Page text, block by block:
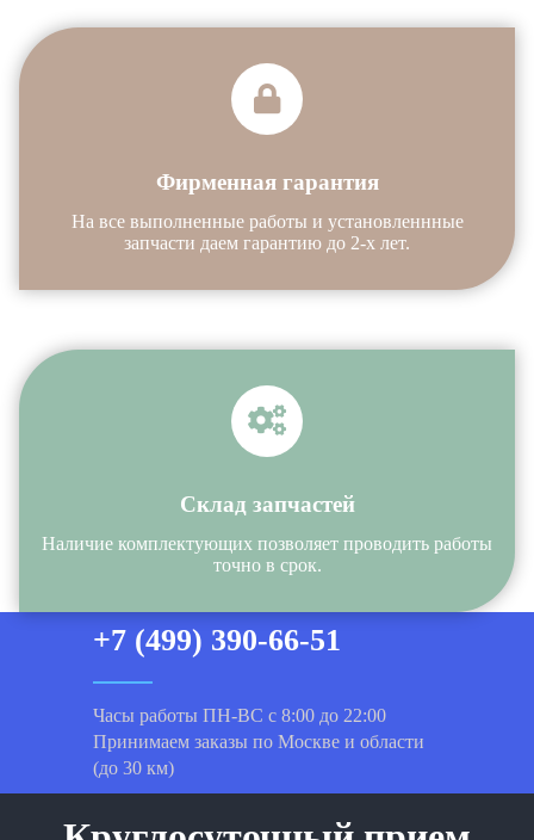
Фирменная гарантия
На все выполненные работы и установленнные
запчасти даем гарантию до 2-х лет.
Склад запчастей
Наличие комплектующих позволяет проводить работы
точно в срок.
+7 (499) 390-66-51
Часы работы ПН-ВС с 8:00 до 22:00
Принимаем заказы по Москве и области
(до 30 км)